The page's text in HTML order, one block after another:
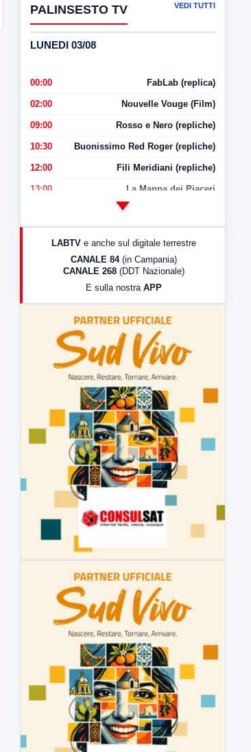
PALINSESTO TV VEDI TUTTI
LUNEDI 03/08
00:00 FabLab (replica)
02:00 Nouvelle Vouge (Film)
09:00 Rosso e Nero (repliche)
10:30 Buonissimo Red Roger (repliche)
12:00 Fili Meridiani (repliche)
13:00 La Mappa dei Piaceri
LabNews (Diretta)
LabNews (replica)
LABTV e anche sul digitale terrestre
CANALE 84 (in Campania)
CANALE 268 (DDT Nazionale)
E sulla nostra APP